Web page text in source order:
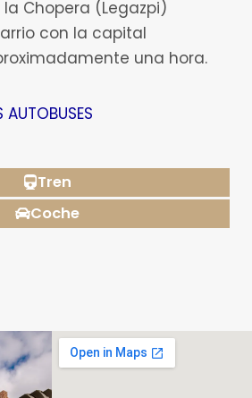
Tren
Coche
Chopera (Legazpi)
con la capital
una hora.
AUTOBUSES